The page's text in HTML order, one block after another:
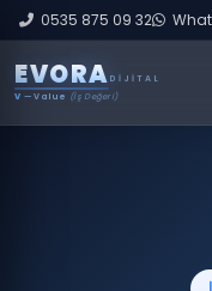
0535 875 09 32
EVORA DIJITAL
V — Value (İş Değeri)